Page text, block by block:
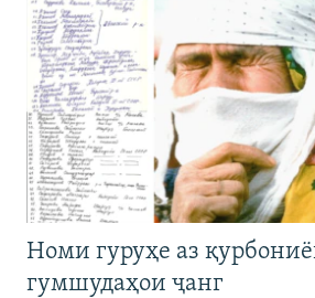
Номи гуруҳе аз
гумшудаҳои ҷанг